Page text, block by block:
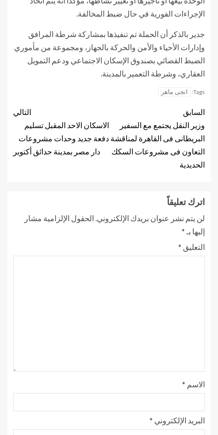
الإجراءات الفورية في حال ضبط المخالفة.
جدير بالذكر أن الحملة تم تنفيذها بمشاركة شرطة المرافق
وإدارات الأحياء والأمن والحركة بالجهاز، ومجموعة من مأموري
الضبط القضائي بصندوق الإسكان الاجتماعي ودعم التمويل
العقاري، وشرطة التعمير بالمدينة.
Tags: انجى ماهر
السابق
وزير النقل يجتمع مع السفير
البريطانى فى القاهرة لمناقشة
التعاون فى مشروعات السكك
الحديدية
التالي
الاسكان الاحد المقبل تسليم
دفعة جديد وحدات مشروعات
دار مصر بمدينة حدائق أكتوبر
اترك تعليقاً
لن يتم نشر عنوان بريدك الإلكتروني. الحقول الإلزامية مشار
إليها بـ *
التعليق *
الاسم *
البريد الإلكتروني *